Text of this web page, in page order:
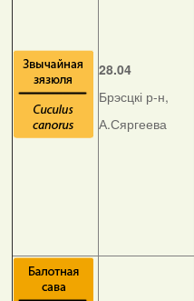
28.04
Брэсцкі р-н,
А.Сяргеева